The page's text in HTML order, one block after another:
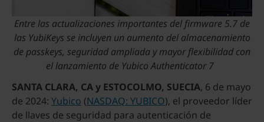
Entre las actualizaciones importantes del firmware 5.7 de
las YubiKeys se incluyen un aumento del almacenamiento
de passkeys, seguridad ampliada y mayor flexibilidad con
el lanzamiento de Yubico Authenticator 7
SANTA CLARA, CA y ESTOCOLMO, SUECIA, 6 de mayo
de 2024: Yubico (NASDAQ: YUBICO), el proveedor líder
de llaves de seguridad para autenticación de